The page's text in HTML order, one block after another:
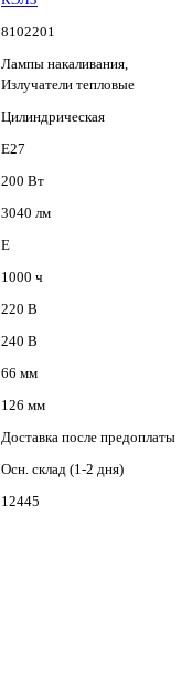
8102201
Лампы накаливания,
Излучатели тепловые
Цилиндрическая
E27
200 Вт
3040 лм
E
1000 ч
220 В
240 В
66 мм
126 мм
Доставка после предоплаты
Осн. склад (1-2 дня)
12445